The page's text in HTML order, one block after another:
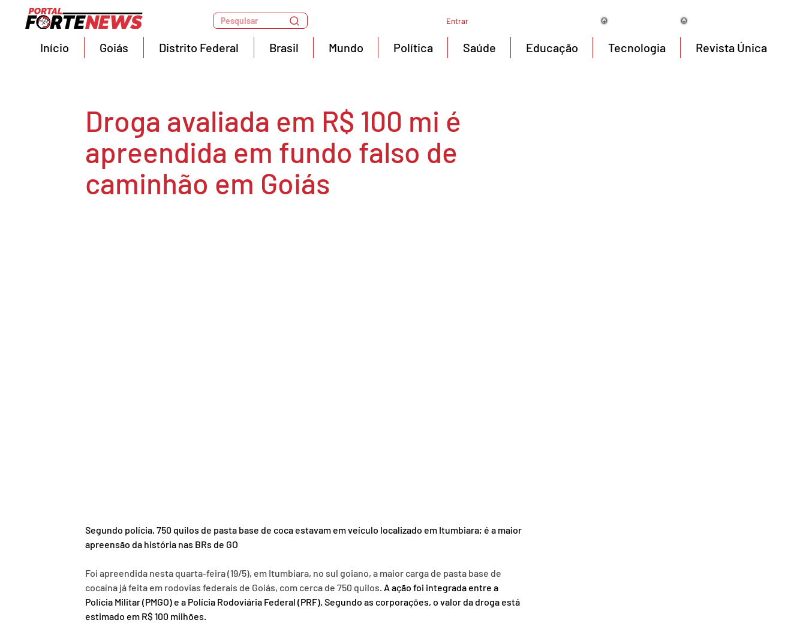
Pesquisar Entrar
Início
Goiás Distrito Federal Brasil Mundo Política Saúde Educação Tecnologia Revista Única
Droga avaliada em R$ 100 mi é
apreendida em fundo falso de
caminhão em Goiás
Segundo polícia, 750 quilos de pasta base de coca estavam em veículo localizado em Itumbiara; é a maior
apreensão da história nas BRs de GO
Foi apreendida nesta quarta-feira (19/5), em Itumbiara, no sul goiano, a maior carga de pasta base de
cocaína já feita em rodovias federais de Goiás, com cerca de 750 quilos. A ação foi integrada entre a
Polícia Militar (PMGO) e a Polícia Rodoviária Federal (PRF). Segundo as corporações, o valor da droga está
estimado em R$ 100 milhões.